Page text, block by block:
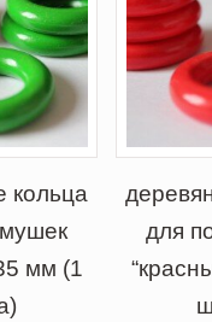
кольца
мм (1
для